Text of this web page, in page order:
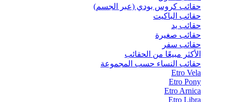
حقائب كروس بودي (عبر الجسم)
حقائب الباكيت
حقائب يد
حقائب صغيرة
حقائب سفر
الأكثر مبيعًا من الحقائب
حقائب النساء حسب المجموعة
Etro Vela
Etro Pony
Etro Arnica
Etro Libra